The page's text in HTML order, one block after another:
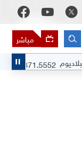
مباشر
1371.5552
+0.6586